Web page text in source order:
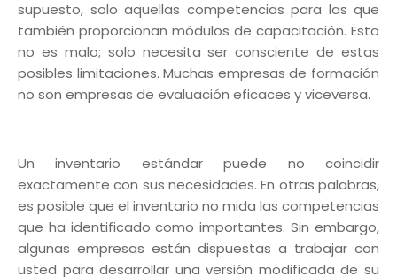
supuesto, solo aquellas competencias para las que
también proporcionan módulos de capacitación. Esto
no es malo; solo necesita ser consciente de estas
posibles limitaciones. Muchas empresas de formación
no son empresas de evaluación eficaces y viceversa.
Un inventario estándar puede no coincidir
exactamente con sus necesidades. En otras palabras,
es posible que el inventario no mida las competencias
que ha identificado como importantes. Sin embargo,
algunas empresas están dispuestas a trabajar con
usted para desarrollar una versión modificada de su